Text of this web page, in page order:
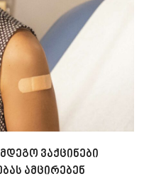
ვაქცინები
ამცირებენ